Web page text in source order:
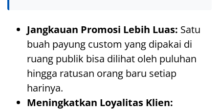
Jangkauan Promosi Lebih Luas: Satu
buah payung custom yang dipakai di
ruang publik bisa dilihat oleh puluhan
hingga ratusan orang baru setiap
harinya.
Meningkatkan Loyalitas Klien: